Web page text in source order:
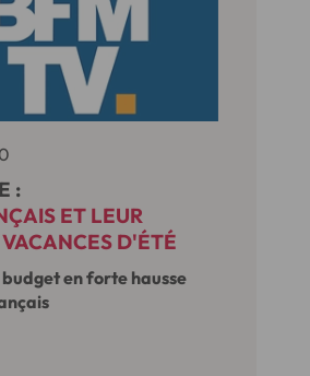
:
ET LEUR
D'ÉTÉ
en forte hausse